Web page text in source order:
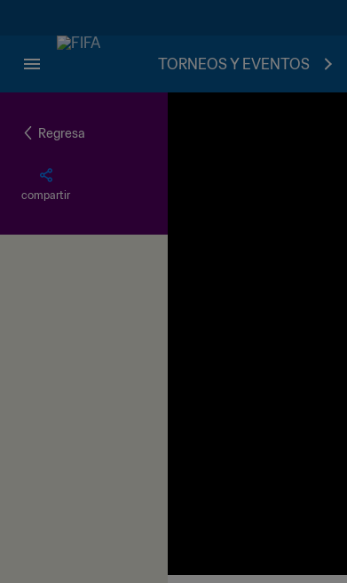
TORNEOS Y EVENTOS
Regresa
compartir